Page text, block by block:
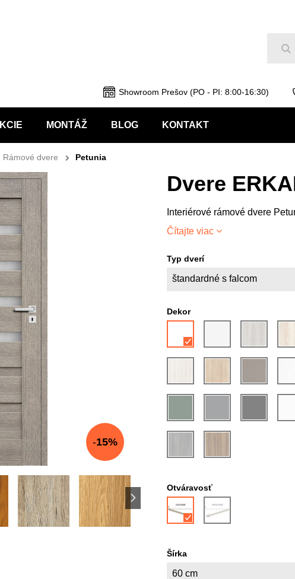
MONTÁŽ BLOG KONTAKT
Showroom Prešov (PO - PI: 8:00-16:30)
Rámové dvere Petunia
Dvere
Interiérové rámové dvere
Čítajte viac
15%
Typ dverí
štandardné s falcom
Dekor
Otváravosť
Šírka
60 cm